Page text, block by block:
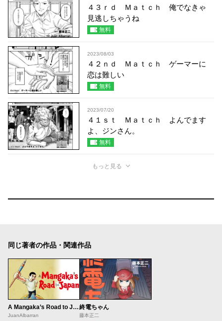
４３ｒｄ Ｍａｔｃｈ 俺でなきゃ
見逃しちゃうね
無料
2023/08/03
４２ｎｄ Ｍａｔｃｈ ゲーマーに
恋は難しい
無料
2023/07/20
４１ｓｔ Ｍａｔｃｈ よんでます
よ、ジンさん。
無料
もっと見る
同じ著者の作品・関連作品
A Mangaka’s Road to Japan
JuanAlbarran
終電ちゃん
藤本正二